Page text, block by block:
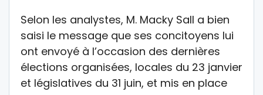
Selon les analystes, M. Macky Sall a bien
saisi le message que ses concitoyens lui
ont envoyé à l’occasion des dernières
élections organisées, locales du 23 janvier
et législatives du 31 juin, et mis en place